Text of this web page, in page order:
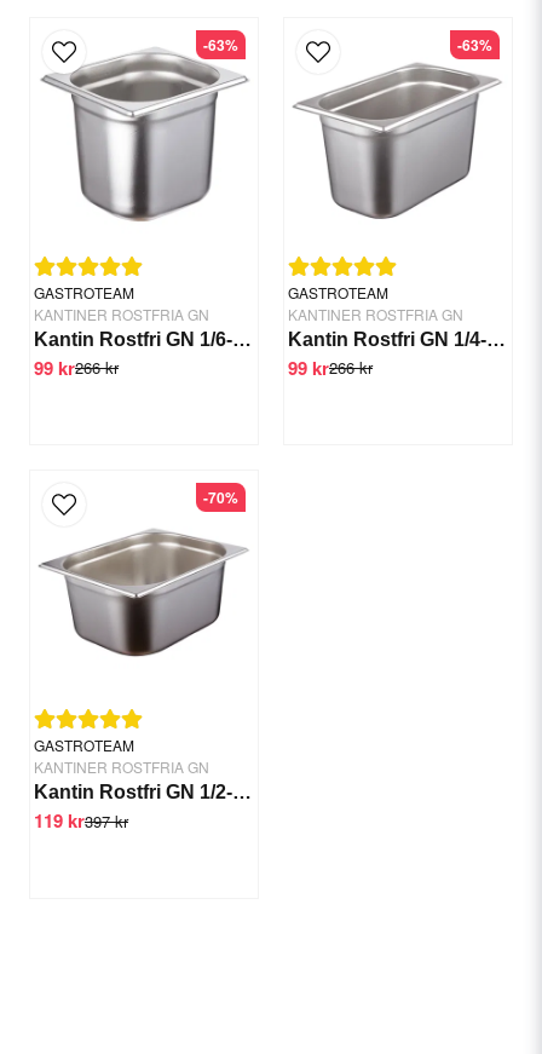
GASTROTEAM
KANTINER ROSTFRIA GN
Kantin Rostfri GN 1/6-150 mm
266 kr
99 kr
-63%
GASTROTEAM
KANTINER ROSTFRIA GN
Kantin Rostfri GN 1/4-150 mm
266 kr
99 kr
-63%
GASTROTEAM
KANTINER ROSTFRIA GN
Kantin Rostfri GN 1/2-150 mm
397 kr
119 kr
-70%
Yes, you can publish my question.
Send question